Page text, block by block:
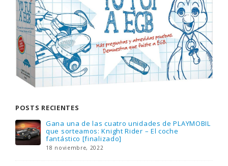
POSTS RECIENTES
Gana una de las cuatro unidades de PLAYMOBIL
que sorteamos: Knight Rider – El coche
fantástico [finalizado]
18 noviembre, 2022